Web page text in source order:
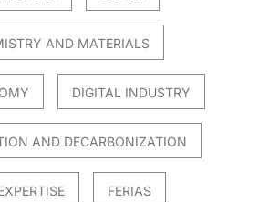
AND MATERIALS
DIGITAL INDUSTRY
AND DECARBONIZATION
FERIAS